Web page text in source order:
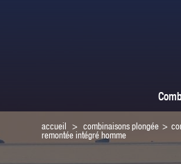
accueil > combinaisons plongée >
remontée intégré homme